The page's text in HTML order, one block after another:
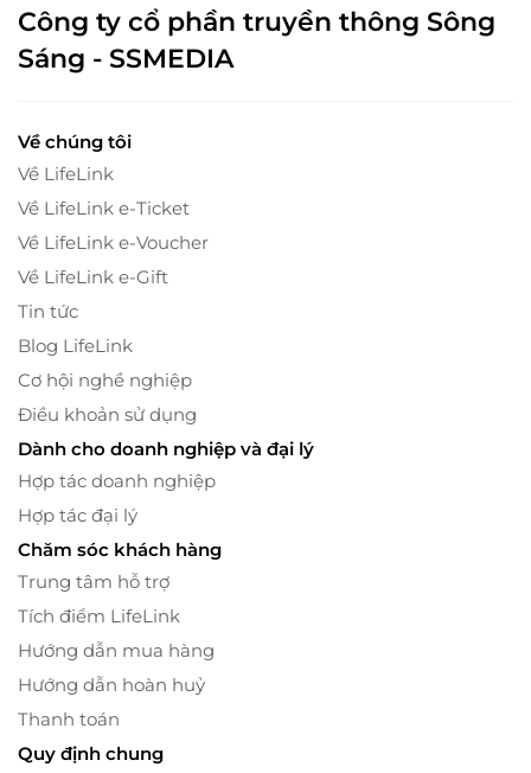
Công ty cổ phần truyền thông Sông
Sáng - SSMEDIA
Về chúng tôi
Về LifeLink
Về LifeLink e-Ticket
Về LifeLink e-Voucher
Về LifeLink e-Gift
Tin tức
Blog LifeLink
Cơ hội nghề nghiệp
Điều khoản sử dụng
Dành cho doanh nghiệp và đại lý
Hợp tác doanh nghiệp
Hợp tác đại lý
Chăm sóc khách hàng
Trung tâm hỗ trợ
Tích điểm LifeLink
Hướng dẫn mua hàng
Hướng dẫn hoàn huỷ
Thanh toán
Quy định chung